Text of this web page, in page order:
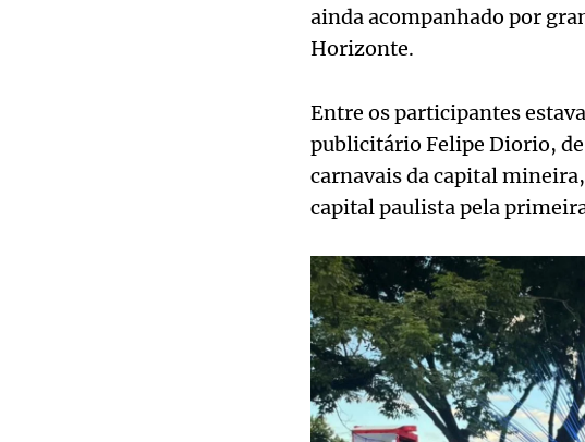
ainda acompanhado por
Horizonte.
Entre os participantes
publicitário Felipe Diorio, de
carnavais da capital
capital paulista pela